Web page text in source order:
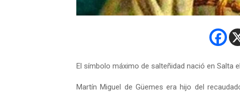
El símbolo máximo de salteñidad nació en Salta
Martín Miguel de Güemes era hijo del